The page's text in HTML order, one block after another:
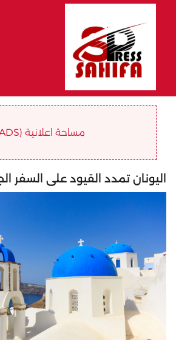
مساحة اعلانية (ADS)
اليونان تمدد القيود على السفر